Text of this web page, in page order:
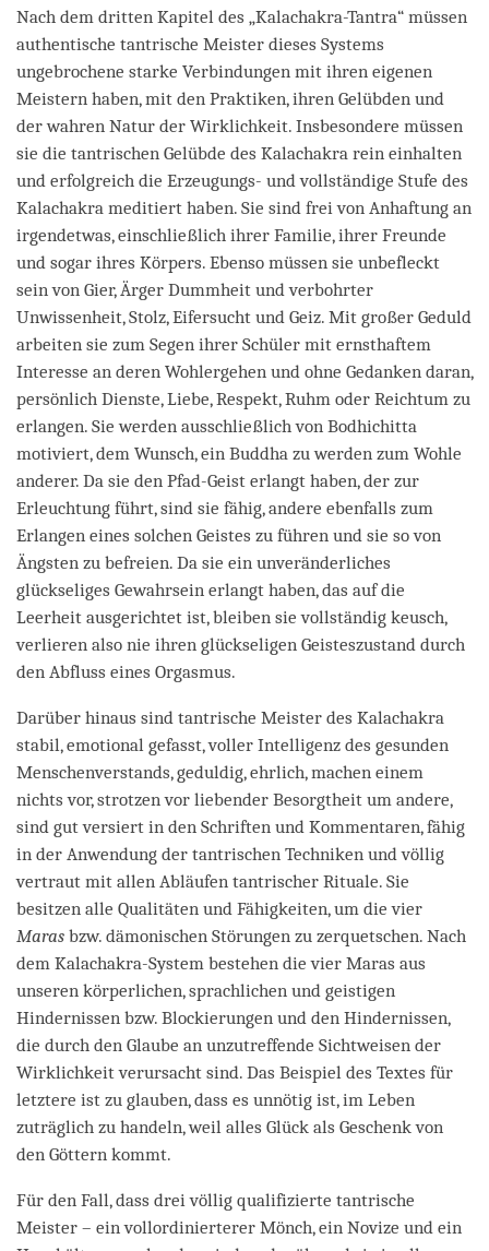
Nach dem dritten Kapitel des „Kalachakra-Tantra“ müssen
authentische tantrische Meister dieses Systems
ungebrochene starke Verbindungen mit ihren eigenen
Meistern haben, mit den Praktiken, ihren Gelübden und
der wahren Natur der Wirklichkeit. Insbesondere müssen
sie die tantrischen Gelübde des Kalachakra rein einhalten
und erfolgreich die Erzeugungs- und vollständige Stufe des
Kalachakra meditiert haben. Sie sind frei von Anhaftung an
irgendetwas, einschließlich ihrer Familie, ihrer Freunde
und sogar ihres Körpers. Ebenso müssen sie unbefleckt
sein von Gier, Ärger Dummheit und verbohrter
Unwissenheit, Stolz, Eifersucht und Geiz. Mit großer Geduld
arbeiten sie zum Segen ihrer Schüler mit ernsthaftem
Interesse an deren Wohlergehen und ohne Gedanken daran,
persönlich Dienste, Liebe, Respekt, Ruhm oder Reichtum zu
erlangen. Sie werden ausschließlich von Bodhichitta
motiviert, dem Wunsch, ein Buddha zu werden zum Wohle
anderer. Da sie den Pfad-Geist erlangt haben, der zur
Erleuchtung führt, sind sie fähig, andere ebenfalls zum
Erlangen eines solchen Geistes zu führen und sie so von
Ängsten zu befreien. Da sie ein unveränderliches
glückseliges Gewahrsein erlangt haben, das auf die
Leerheit ausgerichtet ist, bleiben sie vollständig keusch,
verlieren also nie ihren glückseligen Geisteszustand durch
den Abfluss eines Orgasmus.
Darüber hinaus sind tantrische Meister des Kalachakra
stabil, emotional gefasst, voller Intelligenz des gesunden
Menschenverstands, geduldig, ehrlich, machen einem
nichts vor, strotzen vor liebender Besorgtheit um andere,
sind gut versiert in den Schriften und Kommentaren, fähig
in der Anwendung der tantrischen Techniken und völlig
vertraut mit allen Abläufen tantrischer Rituale. Sie
besitzen alle Qualitäten und Fähigkeiten, um die vier
Maras bzw. dämonischen Störungen zu zerquetschen. Nach
dem Kalachakra-System bestehen die vier Maras aus
unseren körperlichen, sprachlichen und geistigen
Hindernissen bzw. Blockierungen und den Hindernissen,
die durch den Glaube an unzutreffende Sichtweisen der
Wirklichkeit verursacht sind. Das Beispiel des Textes für
letztere ist zu glauben, dass es unnötig ist, im Leben
zuträglich zu handeln, weil alles Glück als Geschenk von
den Göttern kommt.
Für den Fall, dass drei völlig qualifizierte tantrische
Meister – ein vollordinierterer Mönch, ein Novize und ein